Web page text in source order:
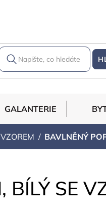
GALANTERIE
BAVLNĚNÝ
BÍLÝ SE